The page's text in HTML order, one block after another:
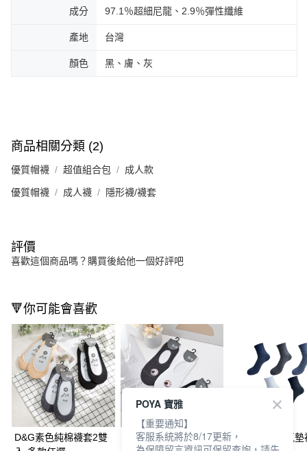
成分 97.1％超細尼龍、2.9％彈性纖維
產地 台灣
顏色 黑、膚、灰
商品相關分類 (2)
優質帽襪 超值組合包 成人款
優質帽襪 成人襪 隱形襪/襪套
評價
喜歡這個商品嗎？購買後給他一個好評吧
🔻你可能會喜歡
D&G素色純棉襪套2雙
D&G超細纖維樂福女襪
D&G素色1/2氣墊
POYA 寶雅
【重要通知】
客服系統將於8/17更新，